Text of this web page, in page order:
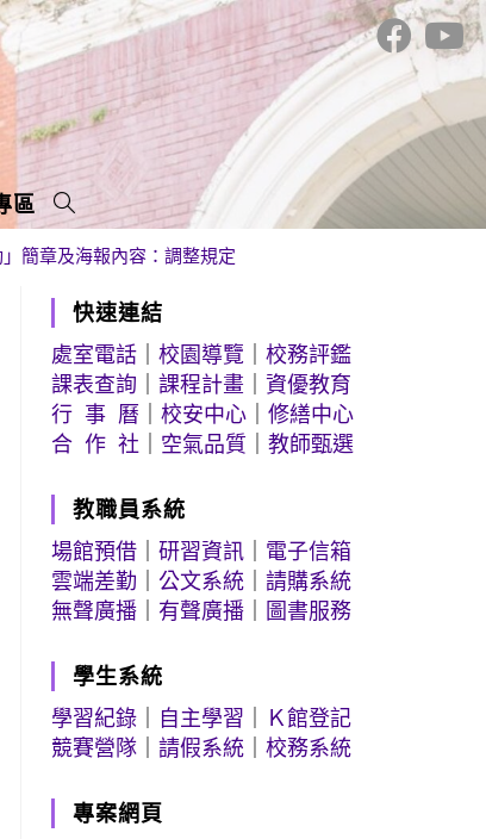
區
簡章及海報內容：調整規定
快速連結
處室電話 ｜校園導覽 ｜校務評鑑
課表查詢 ｜課程計畫 ｜資優教育
行 事 曆 ｜校安中心 ｜修繕中心
合 作 社
空氣品質 ｜教師甄選
教職員系統
場館預借 ｜研習資訊
電子信箱
雲端差勤 ｜公文系統 ｜請購系統
無聲廣播
有聲廣播 圖書服務
學生系統
學習紀錄
自主學習
Ｋ館登記
競賽營隊 ｜請假系統 ｜校務系統
專案網頁